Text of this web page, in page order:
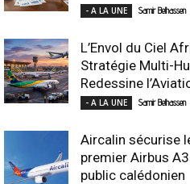
- A LA UNE Samir Belhassen
L’Envol du Ciel
Stratégie Multi-
Redessine
- A LA UNE Samir Belhassen
Aircalin sécurise
premier Airbus
public calédonien